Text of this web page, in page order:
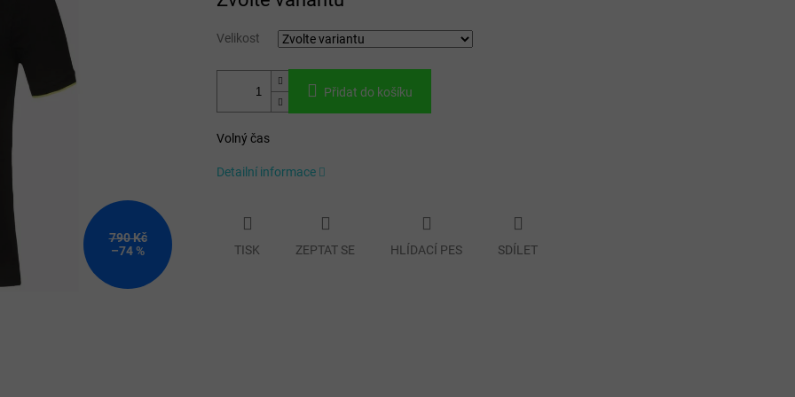
790 Kč
–74 %
Velikost
Přidat do košíku
Volný čas
Detailní informace
TISK ZEPTAT SE HLÍDACÍ PES SDÍLET